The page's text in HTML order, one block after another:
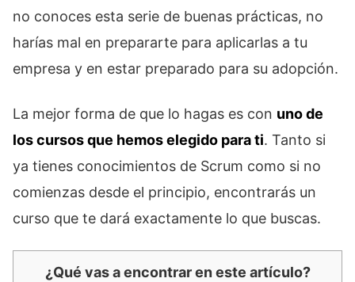
no conoces esta serie de buenas prácticas, no
harías mal en prepararte para aplicarlas a tu
empresa y en estar preparado para su adopción.
La mejor forma de que lo hagas es con uno de
los cursos que hemos elegido para ti. Tanto si
ya tienes conocimientos de Scrum como si no
comienzas desde el principio, encontrarás un
curso que te dará exactamente lo que buscas.
¿Qué vas a encontrar en este artículo?